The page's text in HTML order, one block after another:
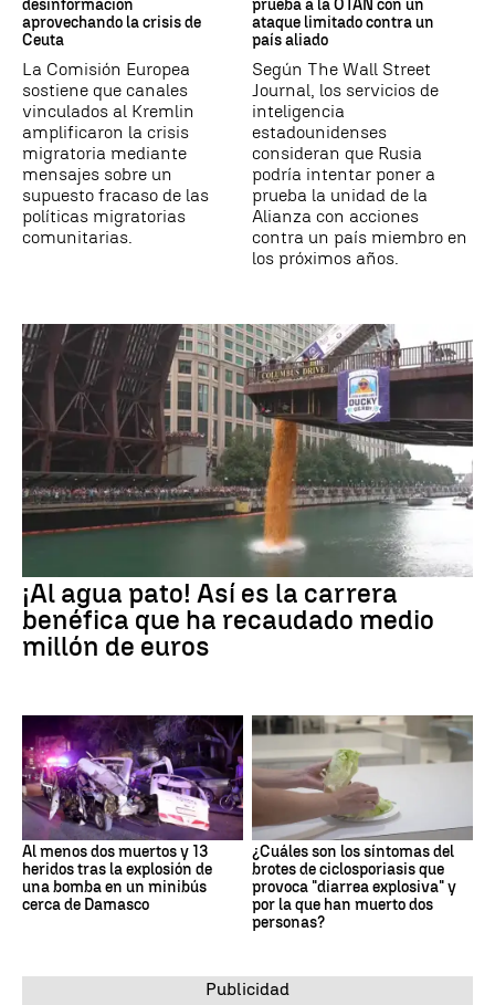
desinformación
aprovechando la crisis de
Ceuta
La Comisión Europea
sostiene que canales
vinculados al Kremlin
amplificaron la crisis
migratoria mediante
mensajes sobre un
supuesto fracaso de las
políticas migratorias
comunitarias.
prueba a la OTAN con un
ataque limitado contra un
país aliado
Según The Wall Street
Journal, los servicios de
inteligencia
estadounidenses
consideran que Rusia
podría intentar poner a
prueba la unidad de la
Alianza con acciones
contra un país miembro en
los próximos años.
¡Al agua pato! Así es la carrera
benéfica que ha recaudado medio
millón de euros
Al menos dos muertos y 13
heridos tras la explosión de
una bomba en un minibús
cerca de Damasco
¿Cuáles son los síntomas del
brotes de ciclosporiasis que
provoca "diarrea explosiva" y
por la que han muerto dos
personas?